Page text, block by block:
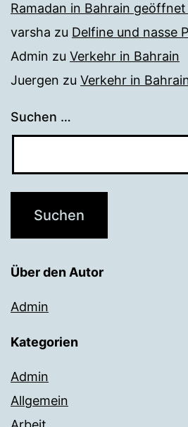
Ramadan in Bahrain
varsha zu Delfine und nasse
Admin zu Verkehr in Bahrain
Juergen zu Verkehr in
Suchen …
Über den Autor
Admin
Kategorien
Admin
Allgemein